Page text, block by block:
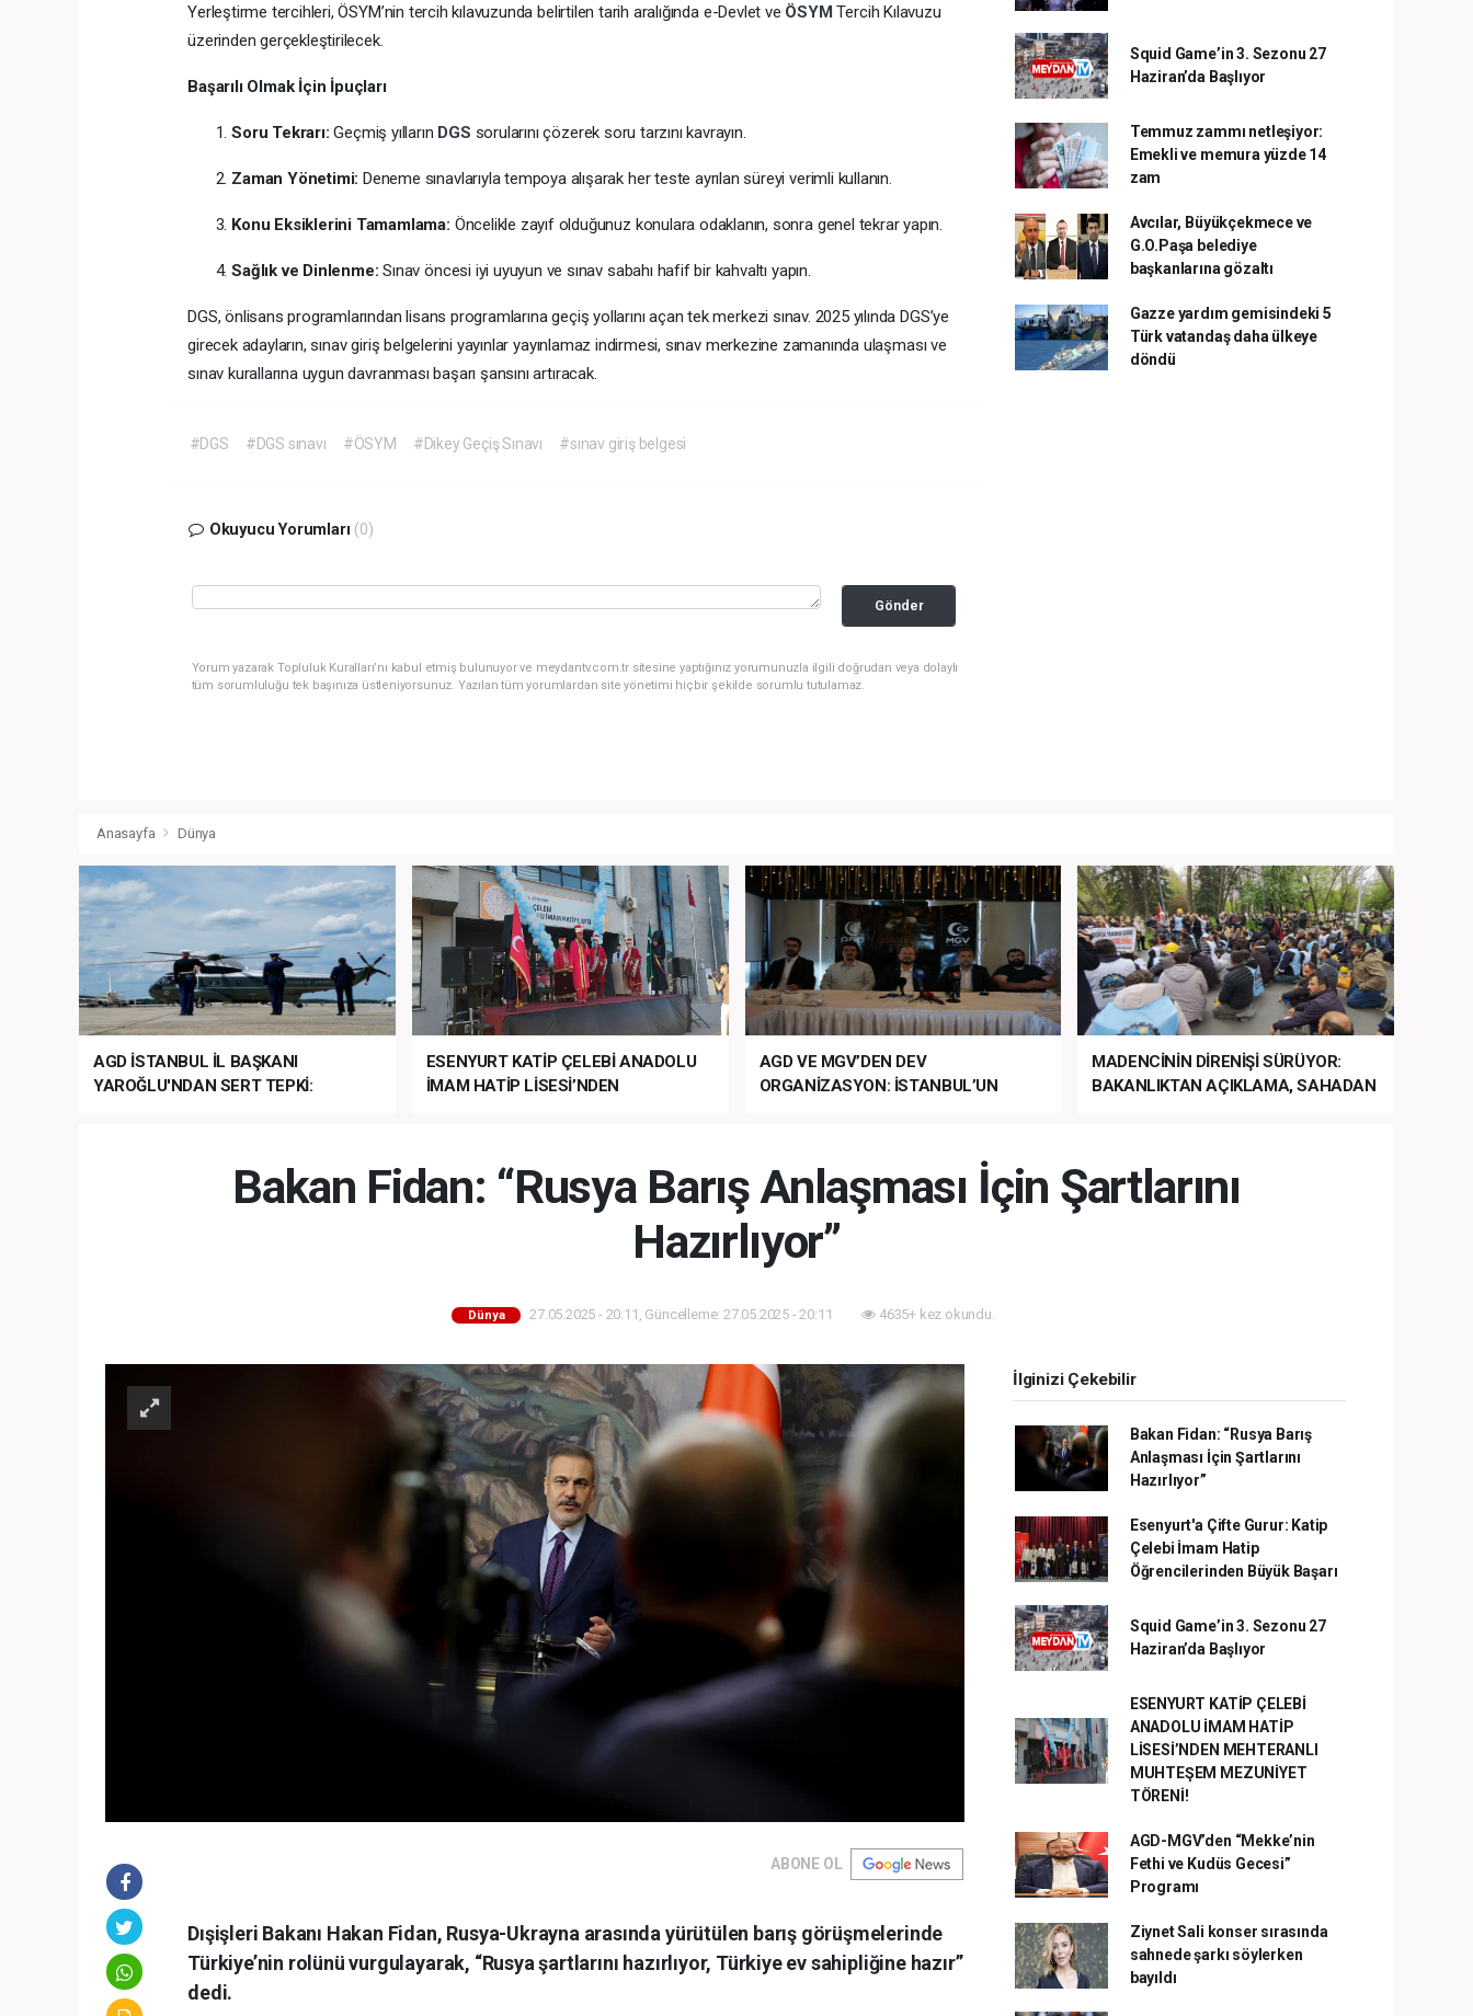
Yerleştirme tercihleri, ÖSYM’nin tercih kılavuzunda belirtilen tarih aralığında e-Devlet ve ÖSYMTercih Kılavuzu
üzerinden gerçekleştirilecek.
Başarılı Olmak İçin İpuçları
Soru Tekrarı: Geçmiş yılların DGS sorularını çözerek soru tarzını kavrayın.
Zaman Yönetimi: Deneme sınavlarıyla tempoya alışarak her teste ayrılan süreyi verimli kullanın.
Konu Eksiklerini Tamamlama: Öncelikle zayıf olduğunuz konulara odaklanın, sonra genel tekrar yapın.
Sağlık ve Dinlenme: Sınav öncesi iyi uyuyun ve sınav sabahı hafif bir kahvaltı yapın.
DGS, önlisans programlarından lisans programlarına geçiş yollarını açan tek merkezi sınav. 2025 yılında DGS’ye
girecek adayların, sınav giriş belgelerini yayınlar yayınlamaz indirmesi, sınav merkezine zamanında ulaşması ve
sınav kurallarına uygun davranması başarı şansını artıracak.
#DGS #DGS sınavı #ÖSYM #Dikey Geçiş Sınavı #sınav giriş belgesi
Okuyucu Yorumları (0)
Gönder
Yorum yazarak Topluluk Kuralları’nı kabul etmiş bulunuyor ve meydantv.com.tr sitesine yaptığınız yorumunuzla ilgili doğrudan veya dolaylı
tüm sorumluluğu tek başınıza üstleniyorsunuz. Yazılan tüm yorumlardan site yönetimi hiçbir şekilde sorumlu tutulamaz.
Squid Game’in 3. Sezonu 27
Haziran’da Başlıyor
Temmuz zammı netleşiyor:
Emekli ve memura yüzde 14
zam
Avcılar, Büyükçekmece ve
G.O.Paşa belediye
başkanlarına gözaltı
Gazze yardım gemisindeki 5
Türk vatandaş daha ülkeye
döndü
Anasayfa Dünya
AGD İSTANBUL İL BAŞKANI
YAROĞLU'NDAN SERT TEPKİ:
ESENYURT KATİP ÇELEBİ ANADOLU
İMAM HATİP LİSESİ’NDEN
AGD VE MGV’DEN DEV
ORGANİZASYON: İSTANBUL’UN
MADENCİNİN DİRENİŞİ SÜRÜYOR:
BAKANLIKTAN AÇIKLAMA, SAHADAN
Bakan Fidan: “Rusya Barış Anlaşması İçin Şartlarını
Hazırlıyor”
Dünya 27.05.2025 - 20:11, Güncelleme: 27.05.2025 - 20:11 4635+ kez okundu.
ABONE OL
Dışişleri Bakanı Hakan Fidan, Rusya-Ukrayna arasında yürütülen barış görüşmelerinde
Türkiye’nin rolünü vurgulayarak, “Rusya şartlarını hazırlıyor, Türkiye ev sahipliğine hazır”
dedi.
İlginizi Çekebilir
Bakan Fidan: “Rusya Barış
Anlaşması İçin Şartlarını
Hazırlıyor”
Esenyurt'a Çifte Gurur: Katip
Çelebi İmam Hatip
Öğrencilerinden Büyük Başarı
Squid Game’in 3. Sezonu 27
Haziran’da Başlıyor
ESENYURT KATİP ÇELEBİ
ANADOLU İMAM HATİP
LİSESİ’NDEN MEHTERANLI
MUHTEŞEM MEZUNİYET
TÖRENİ!
AGD-MGV’den “Mekke’nin
Fethi ve Kudüs Gecesi”
Programı
Ziynet Sali konser sırasında
sahnede şarkı söylerken
bayıldı